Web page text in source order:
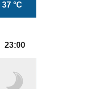
37 °C
23:00